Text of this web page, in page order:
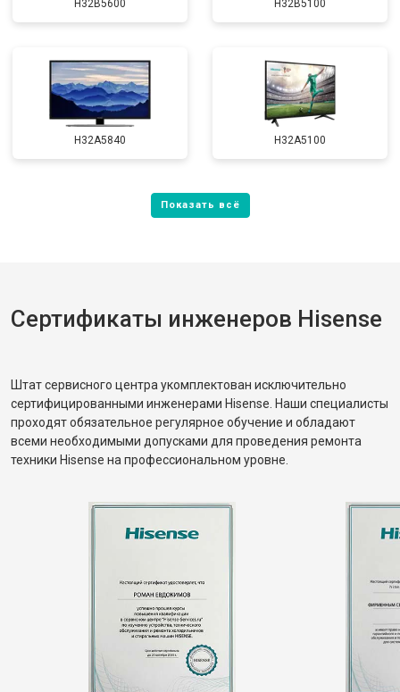
H32B5600 H32B5100
H32A5840 H32A5100
Сертификаты инженеров Hisense
Штат сервисного центра укомплектован исключительно
сертифицированными инженерами Hisense. Наши специалисты
проходят обязательное регулярное обучение и обладают
всеми необходимыми допусками для проведения ремонта
техники Hisense на профессиональном уровне.